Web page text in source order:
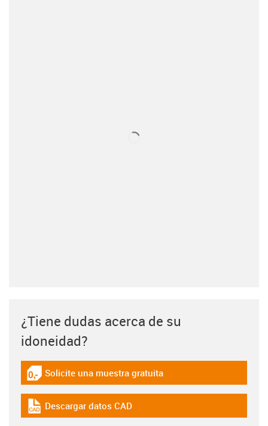
¿Tiene dudas acerca de su
idoneidad?
igus-icon-gratismuster
Solicite una muestra gratuita
igus-icon-cad-dateien
Descargar datos CAD